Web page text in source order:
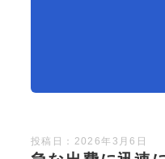
投稿日：2026年3月6日